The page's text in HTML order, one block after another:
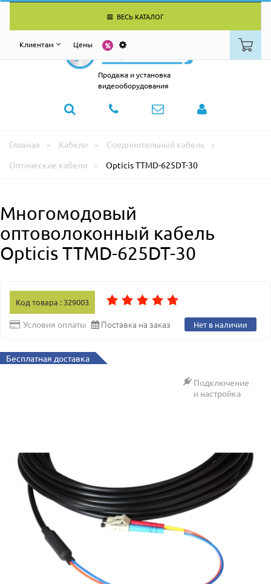
ВЕСЬ КАТАЛОГ
Клиентам Цены
Продажа и установка
видеооборудования
Главная Кабели
Соединительный кабель
Оптические кабели
Opticis TTMD-625DT-30
Многомодовый
оптоволоконный кабель
Opticis TTMD-625DT-30
Код товара : 329003
Условия оплаты Поставка на заказ Нет в наличии
Бесплатная доставка
Подключение
и настройка